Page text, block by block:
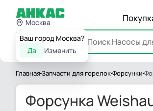
Москва
Ваш город Москва?
Да
Изменить
Каталог
ГлавнаяЗапчасти для горелокФорсунки
Форсунка